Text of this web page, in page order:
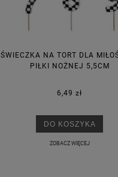
ŚWIECZKA NA TORT DLA
PIŁKI NOŻNEJ 5,5CM
6,49 zł
DO KOSZYKA
ZOBACZ WIĘCEJ